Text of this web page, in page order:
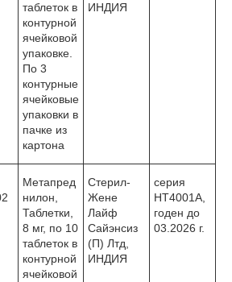
таблеток в
контурной
ячейковой
упаковке.
По 3
контурные
ячейковые
упаковки в
пачке из
картона
ИНДИЯ
Метапред
нилон,
Таблетки,
8 мг, по 10
таблеток в
контурной
ячейковой
Стерил-
Жене
Лайф
Сайэнсиз
(П) Лтд,
ИНДИЯ
серия
НТ4001А,
годен до
03.2026 г.